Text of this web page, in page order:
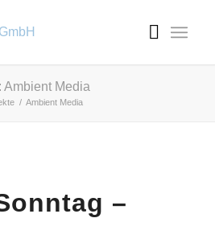
Ambient Media
/ Ambient Media
–